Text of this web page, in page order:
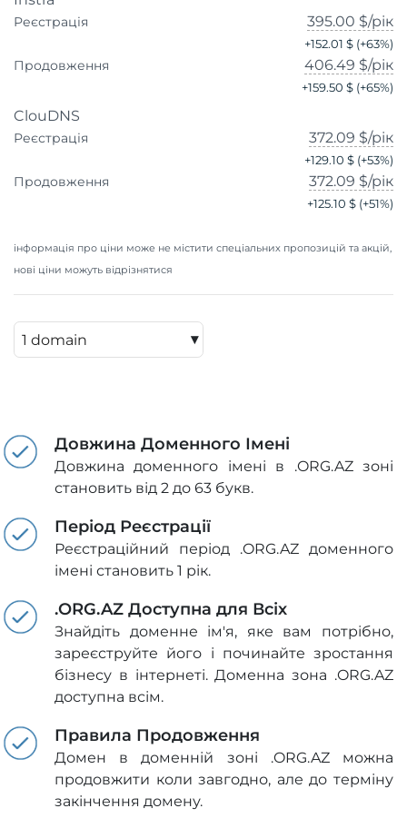
Реєстрація 395.00 $/рік
+152.01 $ (+63%)
Продовження 406.49 $/рік
+159.50 $ (+65%)
ClouDNS
Реєстрація 372.09 $/рік
+129.10 $ (+53%)
Продовження 372.09 $/рік
+125.10 $ (+51%)
інформація про ціни може не містити спеціальних пропозицій та акцій,
нові ціни можуть відрізнятися
▾
Довжина Доменного Імені
Довжина доменного імені в .ORG.AZ зоні
становить від 2 до 63 букв.
Період Реєстрації
Реєстраційний період .ORG.AZ доменного
імені становить 1 рік.
.ORG.AZ Доступна для Всіх
Знайдіть доменне ім'я, яке вам потрібно,
зареєструйте його і починайте зростання
бізнесу в інтернеті. Доменна зона .ORG.AZ
доступна всім.
Правила Продовження
Домен в доменній зоні .ORG.AZ можна
продовжити коли завгодно, але до терміну
закінчення домену.